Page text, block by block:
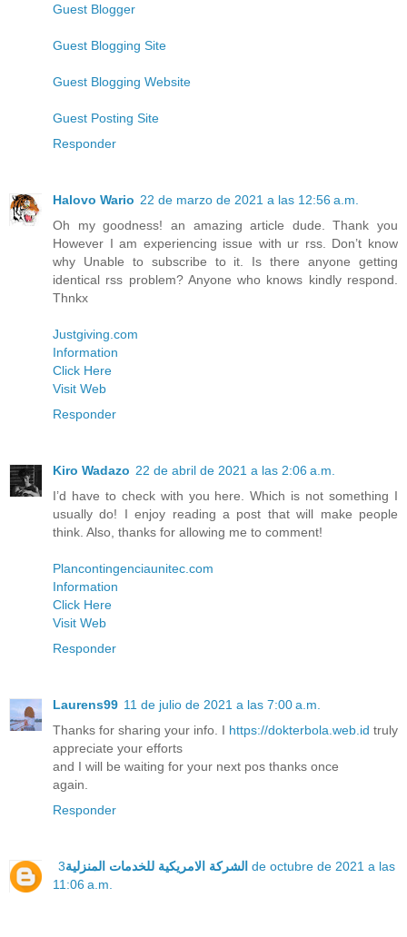
Guest Blogger
Guest Blogging Site
Guest Blogging Website
Guest Posting Site
Responder
Halovo Wario 22 de marzo de 2021 a las 12:56 a.m.
Oh my goodness! an amazing article dude. Thank you
However I am experiencing issue with ur rss. Don’t know
why Unable to subscribe to it. Is there anyone getting
identical rss problem? Anyone who knows kindly respond.
Thnkx
Justgiving.com
Information
Click Here
Visit Web
Responder
Kiro Wadazo 22 de abril de 2021 a las 2:06 a.m.
I’d have to check with you here. Which is not something I
usually do! I enjoy reading a post that will make people
think. Also, thanks for allowing me to comment!
Plancontingenciaunitec.com
Information
Click Here
Visit Web
Responder
Laurens99 11 de julio de 2021 a las 7:00 a.m.
Thanks for sharing your info. I https://dokterbola.web.id truly
appreciate your efforts
and I will be waiting for your next pos thanks once
again.
Responder
الشركة الامريكية للخدمات المنزلية3 de octubre de 2021 a las
11:06 a.m.